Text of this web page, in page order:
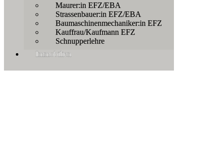
Maurer:in EFZ/EBA
Strassenbauer:in EFZ/EBA
Baumaschinenmechaniker:in EFZ
Kauffrau/Kaufmann EFZ
Schnupperlehre
Immobilien